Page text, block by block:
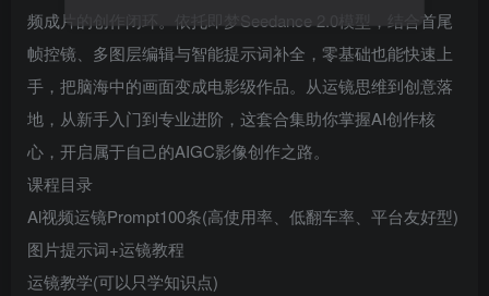
频成片的创作闭环。依托即梦Seedance 2.0模型，结合首尾
帧控镜、多图层编辑与智能提示词补全，零基础也能快速上
手，把脑海中的画面变成电影级作品。从运镜思维到创意落
地，从新手入门到专业进阶，这套合集助你掌握AI创作核
心，开启属于自己的AIGC影像创作之路。
课程目录
Al视频运镜Prompt100条(高使用率、低翻车率、平台友好型)
图片提示词+运镜教程
运镜教学(可以只学知识点)